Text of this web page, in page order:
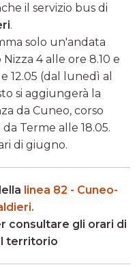
il servizio bus di
.
solo un'andata
4 alle ore 8.10 e
12.05 (dal lunedì al
si aggiungerà la
da Cuneo, corso
Terme alle 18.05.
di giugno.
linea 82 - Cuneo-
consultare gli orari di
territorio